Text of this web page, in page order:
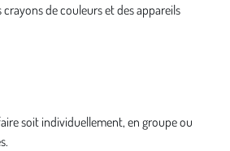
de couleurs et des appareils
soit individuellement, en groupe ou